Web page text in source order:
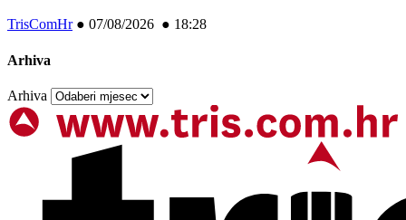
TrisComHr● 07/08/2026 ● 18:28
Arhiva
Arhiva